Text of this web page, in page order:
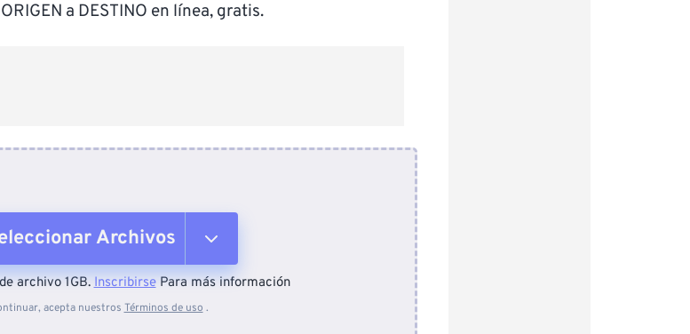
a DESTINO en línea, gratis.
Archivos
Desde el dispositivo
archivo 1GB.InscribirsePara más información
acepta nuestros Términos de uso .